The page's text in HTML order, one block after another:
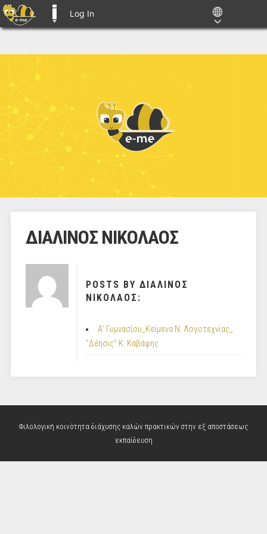
Log In
ΔΙΑΛΙΝΟΣ ΝΙΚΟΛΑΟΣ
POSTS BY ΔΙΑΛΙΝΟΣ
ΝΙΚΟΛΑΟΣ:
Α’ Γυμνασίου_Κείμενα Ν. Λογοτεχνίας_
”Δέησις” Κ. Καβάφης
Φιλολογική κοινότητα διάχυσης καλών πρακτικών στην εξ αποστάσεως
εκπαίδευση